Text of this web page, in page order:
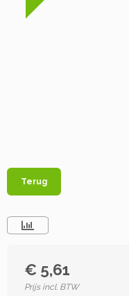
Terug
€ 5,61
Prijs incl. BTW